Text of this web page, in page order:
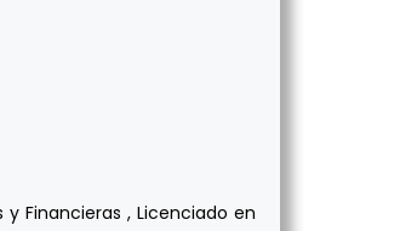
Financieras , Licenciado en